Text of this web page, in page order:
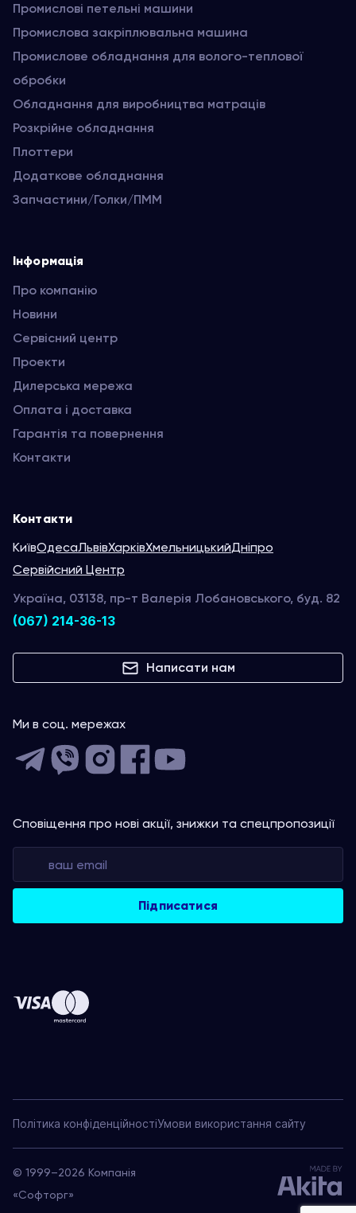
Промислові петельні машини
Промислова закріплювальна машина
Промислове обладнання для волого-теплової
обробки
Обладнання для виробництва матраців
Розкрійне обладнання
Плоттери
Додаткове обладнання
Запчастини/Голки/ПММ
Інформація
Про компанію
Новини
Сервісний центр
Проекти
Дилерська мережа
Оплата і доставка
Гарантія та повернення
Контакти
Контакти
КиївОдесаЛьвівХарківХмельницькийДніпро
Сервійсний Центр
Україна, 03138, пр-т Валерія Лобановського, буд. 82
(067) 214-36-13
Написати нам
Ми в соц. мережах
Сповіщення про нові акції, знижки та спецпропозиції
© 1999–2026 Компанія
«Софторг»
Політика конфіденційностіУмови використання сайту